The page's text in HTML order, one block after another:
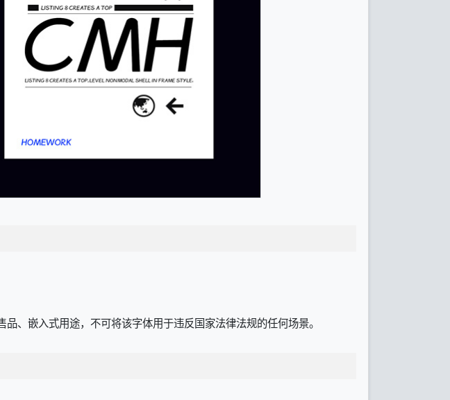
、嵌入式用途，不可将该字体用于违反国家法律法规的任何场景。